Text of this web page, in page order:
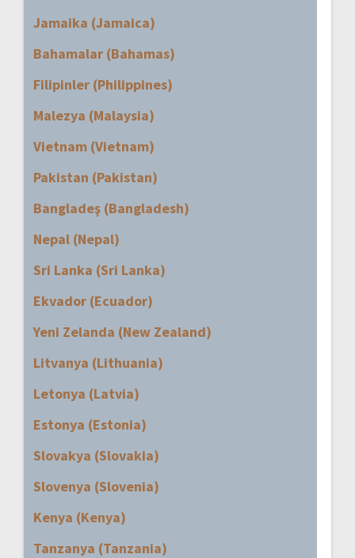
Jamaika (Jamaica)
Bahamalar (Bahamas)
Filipinler (Philippines)
Malezya (Malaysia)
Vietnam (Vietnam)
Pakistan (Pakistan)
Bangladeş (Bangladesh)
Nepal (Nepal)
Sri Lanka (Sri Lanka)
Ekvador (Ecuador)
Yeni Zelanda (New Zealand)
Litvanya (Lithuania)
Letonya (Latvia)
Estonya (Estonia)
Slovakya (Slovakia)
Slovenya (Slovenia)
Kenya (Kenya)
Tanzanya (Tanzania)